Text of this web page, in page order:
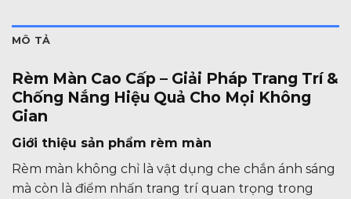
MÔ TẢ
Rèm Màn Cao Cấp – Giải Pháp Trang Trí &
Chống Nắng Hiệu Quả Cho Mọi Không
Gian
Giới thiệu sản phẩm rèm màn
Rèm màn không chỉ là vật dụng che chắn ánh sáng
mà còn là điểm nhấn trang trí quan trọng trong